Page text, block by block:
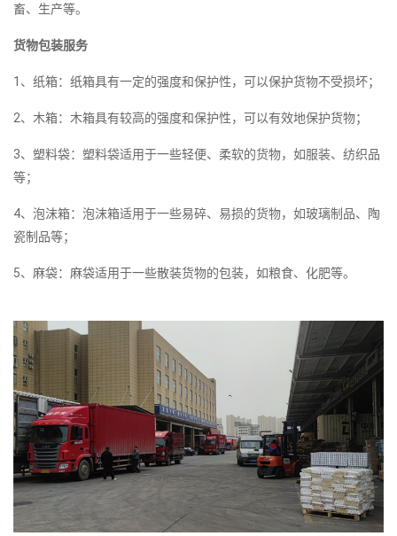
畜、生产等。
货物包装服务
1、纸箱：纸箱具有一定的强度和保护性，可以保护货物不受损坏；
2、木箱：木箱具有较高的强度和保护性，可以有效地保护货物；
3、塑料袋：塑料袋适用于一些轻便、柔软的货物，如服装、纺织品
等；
4、泡沫箱：泡沫箱适用于一些易碎、易损的货物，如玻璃制品、陶
瓷制品等；
5、麻袋：麻袋适用于一些散装货物的包装，如粮食、化肥等。